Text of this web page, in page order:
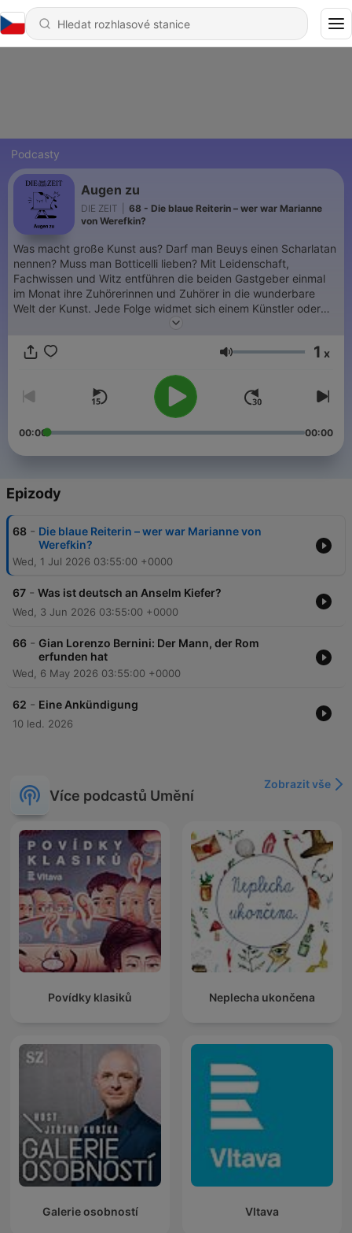
Podcasty
Augen zu
DIE ZEIT
68 - Die blaue Reiterin – wer war Marianne
von Werefkin?
Was macht große Kunst aus? Darf man Beuys einen Scharlatan
nennen? Muss man Botticelli lieben? Mit Leidenschaft,
Fachwissen und Witz entführen die beiden Gastgeber einmal
im Monat ihre Zuhörerinnen und Zuhörer in die wunderbare
Welt der Kunst. Jede Folge widmet sich einem Künstler oder
einer Künstlerin, ihren biografischen Wendungen, ihren besten
Telefonjoker bieten jeweils neue Einblicke. Und am Ende hat
über Kunst. Er gründete nach seinem Kunstgeschichtsstudium
das Magazin “Monopol” und war lange Jahre Leiter des
Auktionshauses Villa Grisebach. Er ist Autor der Bücher “1913"
ZEIT. Giovanni di Lorenzo ist Chefredakteur der ZEIT und ein
produziert von Pool Artists.
Hlasitost 1 x
00:00 00:00
Epizody
68 - Die blaue Reiterin – wer war Marianne von
Werefkin?
Wed, 1 Jul 2026 03:55:00 +0000
67 - Was ist deutsch an Anselm Kiefer?
Wed, 3 Jun 2026 03:55:00 +0000
66 - Gian Lorenzo Bernini: Der Mann, der Rom
erfunden hat
Wed, 6 May 2026 03:55:00 +0000
62 - Eine Ankündigung
10 led. 2026
Více podcastů Umění
Zobrazit vše
Povídky klasiků Neplecha ukončena
Galerie osobností Vltava